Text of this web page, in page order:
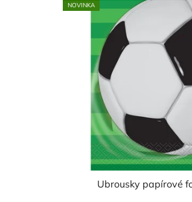
NOVINKA
Ubrousky papírové